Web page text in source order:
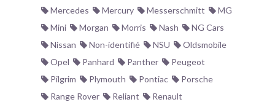
Mercedes
Mercury Messerschmitt
MG
Mini
Morgan Morris Nash
NG Cars
Nissan
Non-identifié NSU
Oldsmobile
Opel
Panhard Panther
Peugeot
Pilgrim
Plymouth Pontiac
Porsche
Range Rover
Reliant
Renault